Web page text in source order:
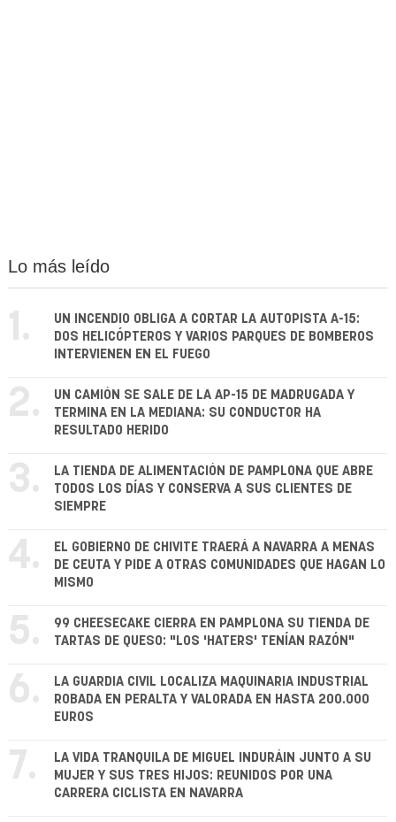
Lo más leído
1.
UN INCENDIO OBLIGA A CORTAR LA AUTOPISTA A-15:
DOS HELICÓPTEROS Y VARIOS PARQUES DE BOMBEROS
INTERVIENEN EN EL FUEGO
2.
UN CAMIÓN SE SALE DE LA AP-15 DE MADRUGADA Y
TERMINA EN LA MEDIANA: SU CONDUCTOR HA
RESULTADO HERIDO
3.
LA TIENDA DE ALIMENTACIÓN DE PAMPLONA QUE ABRE
TODOS LOS DÍAS Y CONSERVA A SUS CLIENTES DE
SIEMPRE
4.
EL GOBIERNO DE CHIVITE TRAERÁ A NAVARRA A MENAS
DE CEUTA Y PIDE A OTRAS COMUNIDADES QUE HAGAN LO
MISMO
5.
99 CHEESECAKE CIERRA EN PAMPLONA SU TIENDA DE
TARTAS DE QUESO: "LOS 'HATERS' TENÍAN RAZÓN"
6.
LA GUARDIA CIVIL LOCALIZA MAQUINARIA INDUSTRIAL
ROBADA EN PERALTA Y VALORADA EN HASTA 200.000
EUROS
7.
LA VIDA TRANQUILA DE MIGUEL INDURÁIN JUNTO A SU
MUJER Y SUS TRES HIJOS: REUNIDOS POR UNA
CARRERA CICLISTA EN NAVARRA